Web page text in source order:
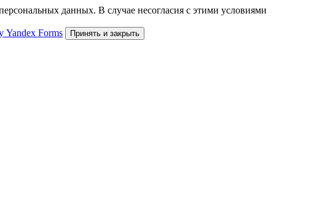
данных. В случае несогласия с этими условиями
Yandex Forms Принять и закрыть